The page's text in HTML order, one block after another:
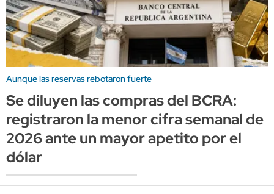
Aunque las reservas rebotaron fuerte
Se diluyen las compras del BCRA:
registraron la menor cifra semanal de
2026 ante un mayor apetito por el
dólar